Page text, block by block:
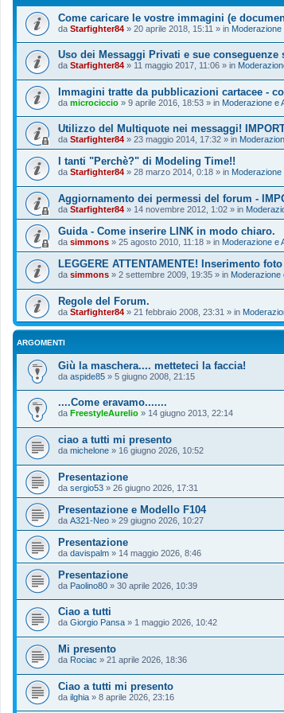
Come caricare le vostre immagini (e
da Starfighter84 » 20 aprile 2018, 15:11 » in Moderazione
Uso dei Messaggi Privati e sue conseguenze
da Starfighter84 » 11 maggio 2017, 11:06 » in
Immagini tratte da pubblicazioni cartacee -
da microciccio » 9 aprile 2016, 18:53 » in Moderazione e
Utilizzo del Multiquote nei messaggi!
da Starfighter84 » 23 maggio 2014, 17:32 » in
I tanti "Perchè?" di Modeling Time!!
da Starfighter84 » 28 marzo 2014, 0:18 » in Moderazione
Aggiornamento dei permessi del forum -
da Starfighter84 » 14 novembre 2012, 1:02 » in
Guida - Come inserire LINK in modo chiaro.
da simmons » 25 agosto 2010, 11:18 » in Moderazione e
LEGGERE ATTENTAMENTE! Inserimento
da simmons » 2 settembre 2009, 19:35 » in Moderazione
Regole del Forum.
da Starfighter84 » 21 febbraio 2008, 23:31 » in
ARGOMENTI
Giù la maschera.... metteteci la faccia!
da aspide85 » 5 giugno 2008, 21:15
....Come eravamo.......
da FreestyleAurelio » 14 giugno 2013, 22:14
ciao a tutti mi presento
da michelone » 16 giugno 2026, 10:52
Presentazione
da sergio53 » 26 giugno 2026, 17:31
Presentazione e Modello F104
da A321-Neo » 29 giugno 2026, 10:27
Presentazione
da davispalm » 14 maggio 2026, 8:46
Presentazione
da Paolino80 » 30 aprile 2026, 10:39
Ciao a tutti
da Giorgio Pansa » 1 maggio 2026, 10:42
Mi presento
da Rociac » 21 aprile 2026, 18:36
Ciao a tutti mi presento
da ilghia » 8 aprile 2026, 23:16